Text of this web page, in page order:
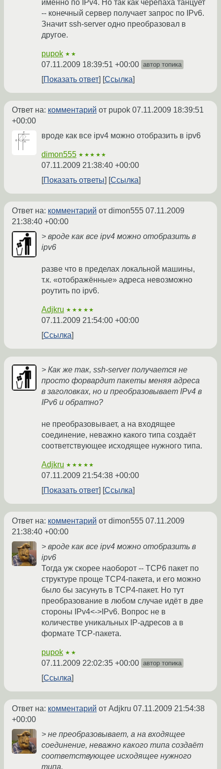
именно по IPv4. Но так как черепаха танцует
-- конечный сервер получает запрос по IPv6.
Значит ssh-server одно преобразовал в
другое.
pupok ★★
07.11.2009 18:39:51 +00:00 автор топика
Показать ответ Ссылка
Ответ на: комментарий от pupok 07.11.2009 18:39:51
+00:00
вроде как все ipv4 можно отобразить в ipv6
dimon555 ★★★★★
07.11.2009 21:38:40 +00:00
Показать ответы
Ссылка
Ответ на: комментарий от dimon555 07.11.2009
21:38:40 +00:00
> вроде как все ipv4 можно отобразить в
ipv6
разве что в пределах локальной машины,
т.к. «отображённые» адреса невозможно
роутить по ipv6.
Adjkru ★★★★★
07.11.2009 21:54:00 +00:00
Ссылка
> Как же так, ssh-server получается не
просто форвардит пакеты меняя адреса
в заголовках, но и преобразовывает IPv4 в
IPv6 и обратно?
не преобразовывает, а на входящее
соединение, неважно какого типа создаёт
соответствующее исходящее нужного типа.
Adjkru ★★★★★
07.11.2009 21:54:38 +00:00
Показать ответ
Ссылка
Ответ на: комментарий от dimon555 07.11.2009
21:38:40 +00:00
> вроде как все ipv4 можно отобразить в
ipv6
Тогда уж скорее наоборот -- TCP6 пакет по
структуре проще TCP4-пакета, и его можно
было бы засунуть в TCP4-пакет. Но тут
преобразование в любом случае идёт в две
стороны IPv4<->IPv6. Вопрос не в
количестве уникальных IP-адресов а в
формате TCP-пакета.
pupok ★★
07.11.2009 22:02:35 +00:00 автор топика
Ссылка
Ответ на: комментарий от Adjkru 07.11.2009 21:54:38
+00:00
> не преобразовывает, а на входящее
соединение, неважно какого типа создаёт
соответствующее исходящее нужного
типа.